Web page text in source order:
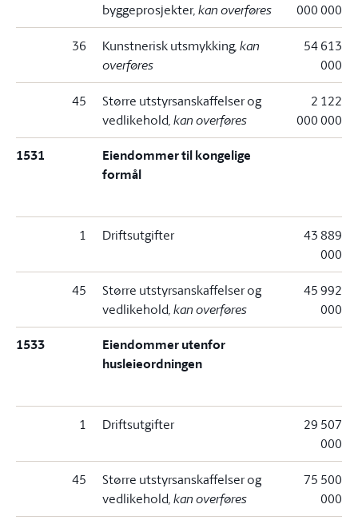
byggeprosjekter, kan overføres
000 000
36 Kunstnerisk utsmykking, kan
overføres
54 613
000
45
Større utstyrsanskaffelser og
vedlikehold, kan overføres
2 122
000 000
1531
Eiendommer til kongelige
formål
1 Driftsutgifter
43 889
000
45
Større utstyrsanskaffelser og
vedlikehold, kan overføres
45 992
000
1533
Eiendommer utenfor
husleieordningen
1 Driftsutgifter
29 507
000
45
Større utstyrsanskaffelser og
vedlikehold, kan overføres
75 500
000